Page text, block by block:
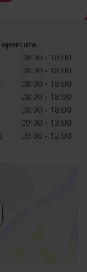
08:00 - 18:00
08:00 - 18:00
08:00 - 18:00
08:00 - 18:00
08:00 - 18:00
09:00 - 13:00
09:00 - 12:00